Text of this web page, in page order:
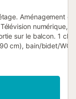
Aménagement
numérique,
sur le balcon. 1
cm), bain/bidet/WC,
à air chaud.
micro-
sur le balcon. Douche/
vue. A disposition: